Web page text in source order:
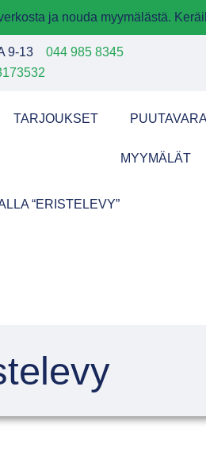
ja nouda myymälästä.
9-13 044 985 8345
TARJOUKSET PUUTAVARA
MYYMÄLÄT
“ERISTELEVY”